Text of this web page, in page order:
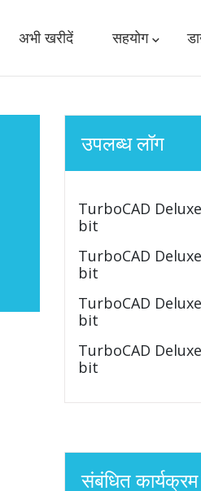
अभी खरीदें सहयोग
उपलब्ध लॉग
TurboCAD
bit
TurboCAD
bit
TurboCAD
bit
TurboCAD
bit
संबंधित कार्यक्रम